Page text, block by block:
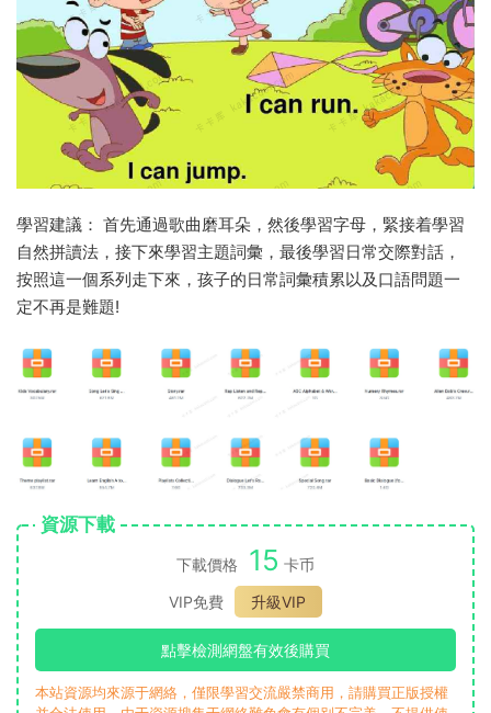
學習建議： 首先通過歌曲磨耳朵，然後學習字母，緊接着學習
自然拼讀法，接下來學習主題詞彙，最後學習日常交際對話，
按照這一個系列走下來，孩子的日常詞彙積累以及口語問題一
定不再是難題!
資源下載
下載價格 15 卡币
VIP免費
升級VIP
點擊檢測網盤有效後購買
本站資源均來源于網絡，僅限學習交流嚴禁商用，請購買正版授權